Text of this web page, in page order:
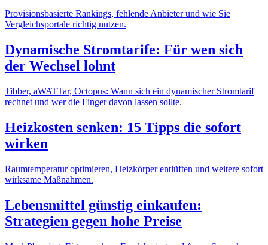
Provisionsbasierte Rankings, fehlende Anbieter und wie Sie
Vergleichsportale richtig nutzen.
Dynamische Stromtarife: Für wen sich
der Wechsel lohnt
Tibber, aWATTar, Octopus: Wann sich ein dynamischer Stromtarif
rechnet und wer die Finger davon lassen sollte.
Heizkosten senken: 15 Tipps die sofort
wirken
Raumtemperatur optimieren, Heizkörper entlüften und weitere sofort
wirksame Maßnahmen.
Lebensmittel günstig einkaufen:
Strategien gegen hohe Preise